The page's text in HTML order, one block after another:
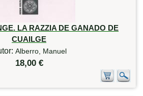
LA RAZZIA DE GANADO DE
CUAILGE
Alberro, Manuel
18,00 €